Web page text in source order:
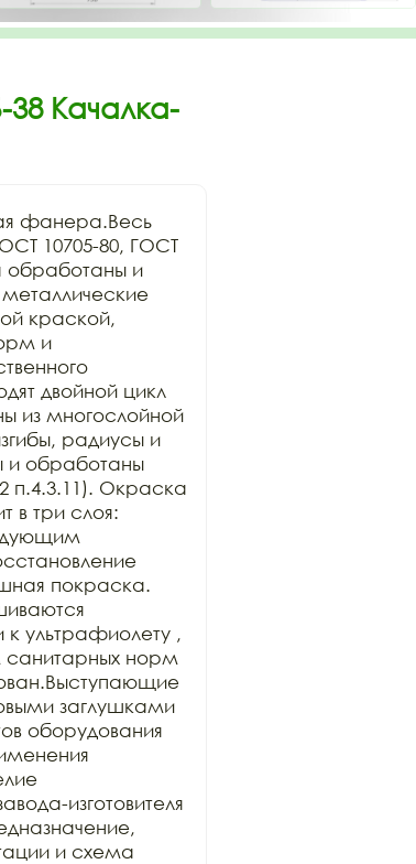
38 Качалка-
фанера.Весь
10705-80, ГОСТ
обработаны и
краской,
и
двойной цикл
из многослойной
радиусы и
и обработаны
п.4.3.11). Окраска
в три слоя:
покраска.
ультрафиолету ,
санитарных норм
заглушками
оборудования
изготовителя
и схема